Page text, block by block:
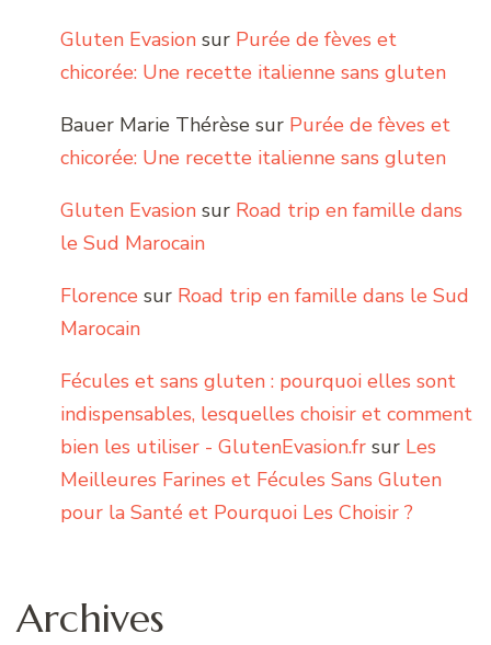
Gluten Evasion sur Purée de fèves et
chicorée: Une recette italienne sans gluten
Bauer Marie Thérèse sur Purée de fèves et
chicorée: Une recette italienne sans gluten
Gluten Evasion sur Road trip en famille dans
le Sud Marocain
Florence sur Road trip en famille dans le Sud
Marocain
Fécules et sans gluten : pourquoi elles sont
indispensables, lesquelles choisir et comment
bien les utiliser - GlutenEvasion.fr sur Les
Meilleures Farines et Fécules Sans Gluten
pour la Santé et Pourquoi Les Choisir ?
Archives